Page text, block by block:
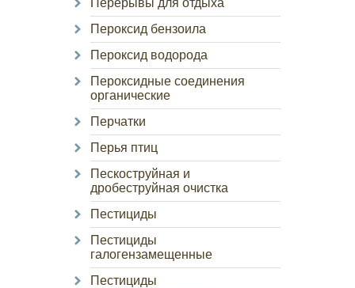
Перерывы для отдыха
Пероксид бензоила
Пероксид водорода
Пероксидные соединения
органические
Перчатки
Перья птиц
Пескоструйная и
дробеструйная очистка
Пестициды
Пестициды
галогензамещенные
Пестициды